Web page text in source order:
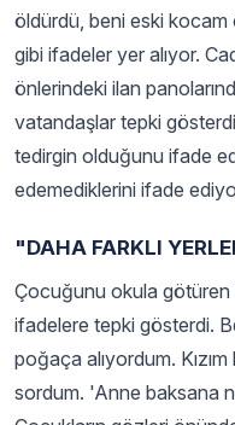
öldürdü, beni eski
gibi ifadeler yer alıyor.
önlerindeki ilan
vatandaşlar tepki
tedirgin olduğunu ifade
edemediklerini ifade
"DAHA FARKLI
Çocuğunu okula götüren
ifadelere tepki gösterdi.
poğaça alıyordum.
sordum. 'Anne baksana